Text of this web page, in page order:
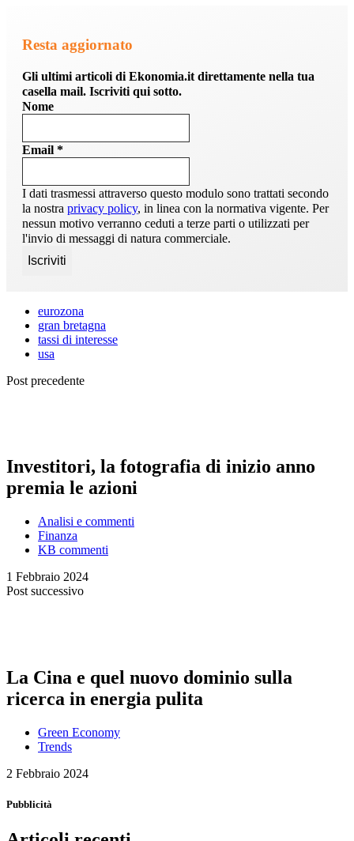
Resta aggiornato
Gli ultimi articoli di Ekonomia.it direttamente nella tua
casella mail. Iscriviti qui sotto.
Nome
Email *
I dati trasmessi attraverso questo modulo sono trattati secondo
la nostra privacy policy, in linea con la normativa vigente. Per
nessun motivo verranno ceduti a terze parti o utilizzati per
l'invio di messaggi di natura commerciale.
eurozona
gran bretagna
tassi di interesse
usa
Post precedente
Investitori, la fotografia di inizio anno
premia le azioni
Analisi e commenti
Finanza
KB commenti
1 Febbraio 2024
Post successivo
La Cina e quel nuovo dominio sulla
ricerca in energia pulita
Green Economy
Trends
2 Febbraio 2024
Pubblicità